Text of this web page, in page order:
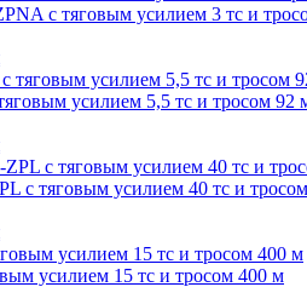
с тяговым усилием 3 тс и
усилием 5,5 тс и тросом 92
с тяговым усилием 40 тс и
усилием 15 тс и тросом 400 м